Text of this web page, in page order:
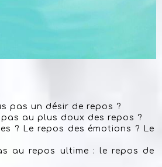
pas un désir de repos ?
au plus doux des repos ?
? Le repos des émotions ? Le
au repos ultime : le repos de